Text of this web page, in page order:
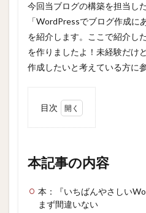
今回当ブログの構築を担当し
「WordPressでブログ作成に
を紹介します。ここで紹介し
を作りましたよ！未経験だけ
作成したいと考えている方に
目次
内容
まと
め
本記事の内容
本：『いちばんやさしい
まず間違いない